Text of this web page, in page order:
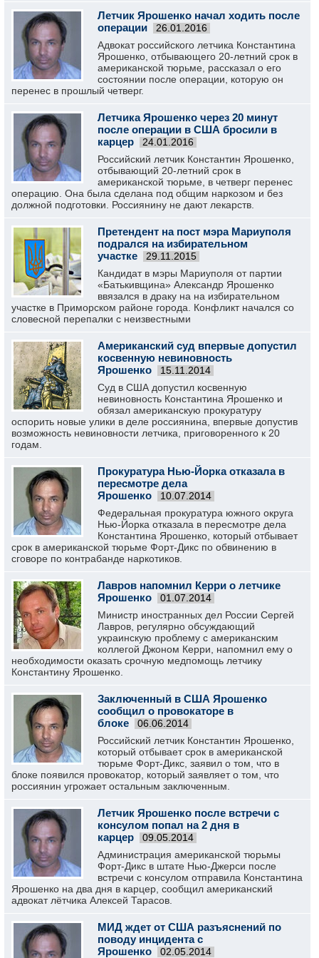
Летчик Ярошенко начал ходить после
операции
26.01.2016
Адвокат российского летчика Константина
Ярошенко, отбывающего 20-летний срок в
американской тюрьме, рассказал о его
состоянии после операции, которую он
перенес в прошлый четверг.
Летчика Ярошенко через 20 минут
после операции в США бросили в
карцер
24.01.2016
Российский летчик Константин Ярошенко,
отбывающий 20-летний срок в
американской тюрьме, в четверг перенес
операцию. Она была сделана под общим наркозом и без
должной подготовки. Россиянину не дают лекарств.
Претендент на пост мэра Мариуполя
подрался на избирательном
участке
29.11.2015
Кандидат в мэры Мариуполя от партии
«Батькивщина» Александр Ярошенко
ввязался в драку на на избирательном
участке в Приморском районе города. Конфликт начался со
словесной перепалки с неизвестными
Американский суд впервые допустил
косвенную невиновность
Ярошенко
15.11.2014
Суд в США допустил косвенную
невиновность Константина Ярошенко и
обязал американскую прокуратуру
оспорить новые улики в деле россиянина, впервые допустив
возможность невиновности летчика, приговоренного к 20
годам.
Прокуратура Нью-Йорка отказала в
пересмотре дела
Ярошенко
10.07.2014
Федеральная прокуратура южного округа
Нью-Йорка отказала в пересмотре дела
Константина Ярошенко, который отбывает
срок в американской тюрьме Форт-Дикс по обвинению в
сговоре по контрабанде наркотиков.
Лавров напомнил Керри о летчике
Ярошенко
01.07.2014
Министр иностранных дел России Сергей
Лавров, регулярно обсуждающий
украинскую проблему с американским
коллегой Джоном Керри, напомнил ему о
необходимости оказать срочную медпомощь летчику
Константину Ярошенко.
Заключенный в США Ярошенко
сообщил о провокаторе в
блоке
06.06.2014
Российский летчик Константин Ярошенко,
который отбывает срок в американской
тюрьме Форт-Дикс, заявил о том, что в
блоке появился провокатор, который заявляет о том, что
россиянин угрожает остальным заключенным.
Летчик Ярошенко после встречи с
консулом попал на 2 дня в
карцер
09.05.2014
Администрация американской тюрьмы
Форт-Дикс в штате Нью-Джерси после
встречи с консулом отправила Константина
Ярошенко на два дня в карцер, сообщил американский
адвокат лётчика Алексей Тарасов.
МИД ждет от США разъяснений по
поводу инцидента с
Ярошенко
02.05.2014